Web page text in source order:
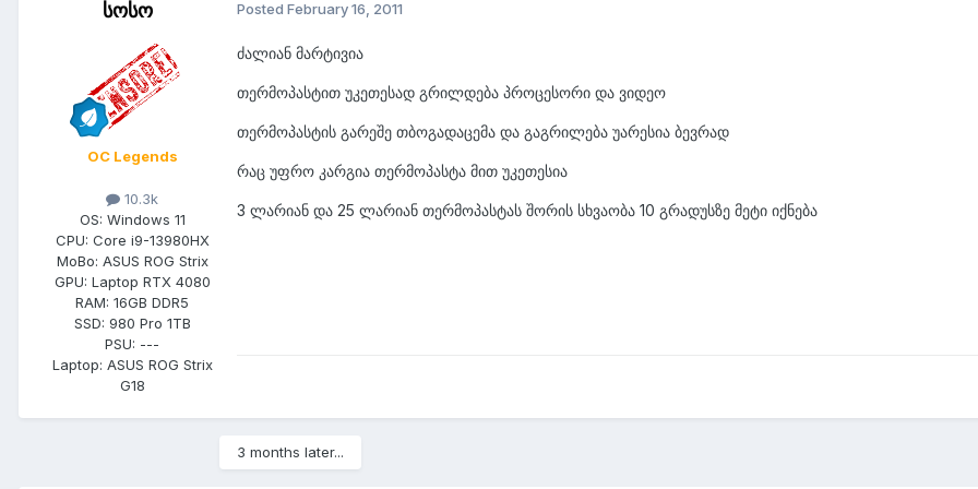
სოსო
OC Legends
10.3k
OS: Windows 11
CPU: Core i9-13980HX
MoBo: ASUS ROG Strix
GPU: Laptop RTX 4080
RAM: 16GB DDR5
SSD: 980 Pro 1TB
PSU: ---
Laptop: ASUS ROG Strix
G18
Posted February 16, 2011
ძალიან მარტივია
თერმოპასტით უკეთესად გრილდება პროცესორი და ვიდეო
თერმოპასტის გარეშე თბოგადაცემა და გაგრილება უარესია ბევრად
რაც უფრო კარგია თერმოპასტა მით უკეთესია
3 ლარიან და 25 ლარიან თერმოპასტას შორის სხვაობა 10 გრადუსზე მეტი იქნება
3 months later...